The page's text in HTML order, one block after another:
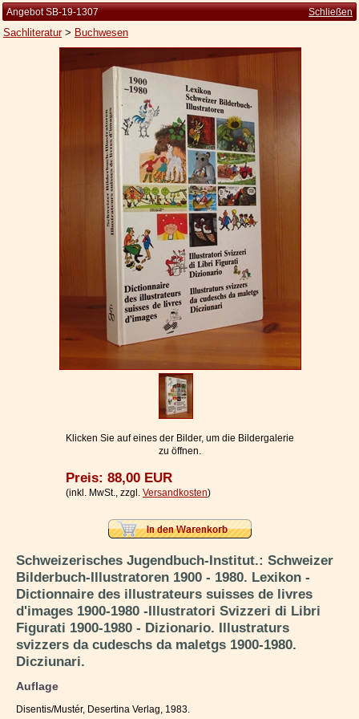
Kleine Kulturgeschichte
Die Brockhaus Auflagen
Geschäftsbedingungen
Ihr Warenkorb
Angebot SB-19-1307 Schließen
Sachliteratur> Buchwesen
Klicken Sie auf eines der Bilder, um die Bildergalerie
zu öffnen.
Preis: 88,00 EUR
(inkl. MwSt., zzgl. Versandkosten)
Schweizerisches Jugendbuch-Institut.: Schweizer
Bilderbuch-Illustratoren 1900 - 1980. Lexikon -
Dictionnaire des illustrateurs suisses de livres
d'images 1900-1980 -Illustratori Svizzeri di Libri
Figurati 1900-1980 - Dizionario. Illustraturs
svizzers da cudeschs da maletgs 1900-1980.
Dicziunari.
Auflage
Disentis/Mustér, Desertina Verlag, 1983.